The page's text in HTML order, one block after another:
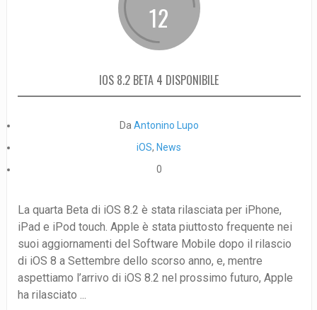
12
IOS 8.2 BETA 4 DISPONIBILE
DaAntonino Lupo
iOS, News
0
La quarta Beta di iOS 8.2 è stata rilasciata per iPhone,
iPad e iPod touch. Apple è stata piuttosto frequente nei
suoi aggiornamenti del Software Mobile dopo il rilascio
di iOS 8 a Settembre dello scorso anno, e, mentre
aspettiamo l’arrivo di iOS 8.2 nel prossimo futuro, Apple
ha rilasciato ...